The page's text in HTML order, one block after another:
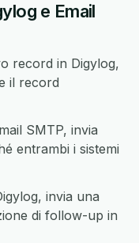
e Email
record in Digylog,
il record
SMTP, invia
entrambi i sistemi
invia una
di follow-up in